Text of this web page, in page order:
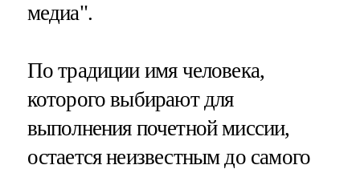
медиа".
По традиции имя человека,
которого выбирают для
выполнения почетной миссии,
остается неизвестным до самого